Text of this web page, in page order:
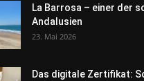
La Barrosa – einer der
Andalusien
23. Mai 2026
Das digitale Zertifikat: